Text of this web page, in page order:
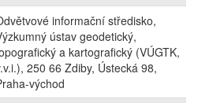
informační středisko,
ústav geodetický,
a kartografický (VÚGTK,
250 66 Zdiby, Ústecká 98,
východ